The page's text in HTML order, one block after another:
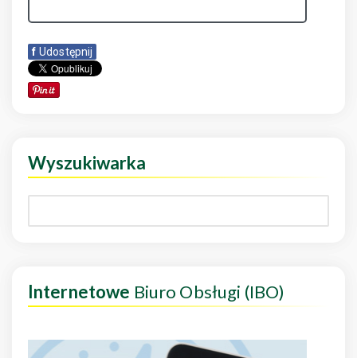
f Udostępnij
Wyszukiwarka
Internetowe Biuro Obsługi (IBO)